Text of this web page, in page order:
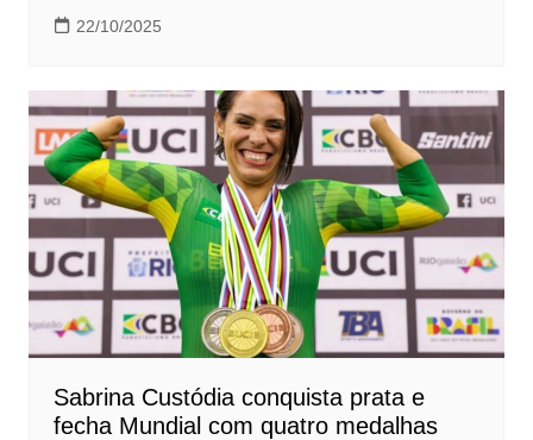
22/10/2025
Sabrina Custódia conquista prata e
fecha Mundial com quatro medalhas